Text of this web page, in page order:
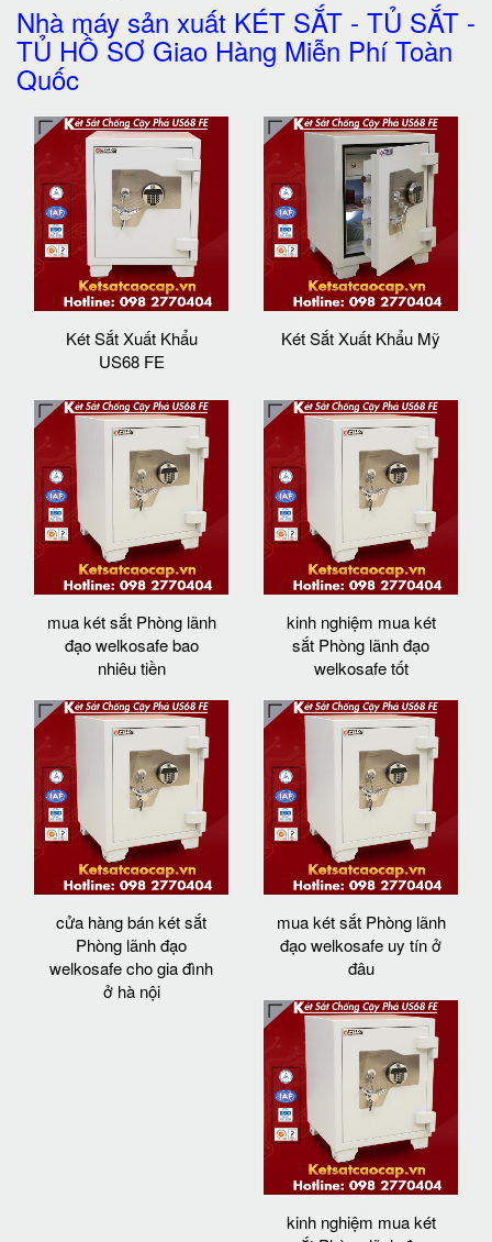
Nhà máy sản xuất KÉT SẮT - TỦ SẮT -
TỦ HỒ SƠ Giao Hàng Miễn Phí Toàn
Quốc
Két Sắt Xuất Khẩu
US68 FE
Két Sắt Xuất Khẩu Mỹ
mua két sắt Phòng lãnh
đạo welkosafe bao
nhiêu tiền
kinh nghiệm mua két
sắt Phòng lãnh đạo
welkosafe tốt
cửa hàng bán két sắt
Phòng lãnh đạo
welkosafe cho gia đình
ở hà nội
mua két sắt Phòng lãnh
đạo welkosafe uy tín ở
đâu
kinh nghiệm mua két